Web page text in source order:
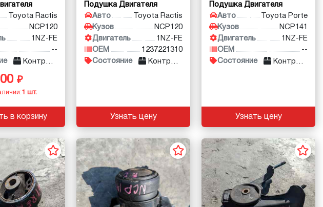
Toyota Ractis
NCP120
1NZ-FE
--
Контракт
1 шт.
в корзину
Подушка Двигателя
Авто
Toyota Ractis
Кузов
NCP120
Двигатель
1NZ-FE
OEM
1237221310
Состояние
Контракт
Узнать цену
Подушка Двигателя
Авто
Toyota Porte
Кузов
NCP141
Двигатель
1NZ-FE
OEM
--
Состояние
Контракт
Узнать цену